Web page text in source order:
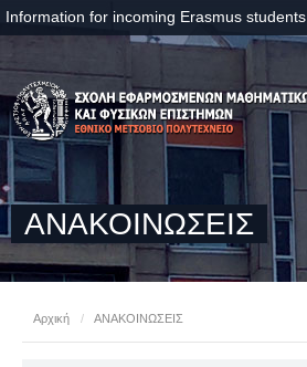
Information for incoming Erasmus students
ΑΝΑΚΟΙΝΩΣΕΙΣ
Αρχική / ΑΝΑΚΟΙΝΩΣΕΙΣ